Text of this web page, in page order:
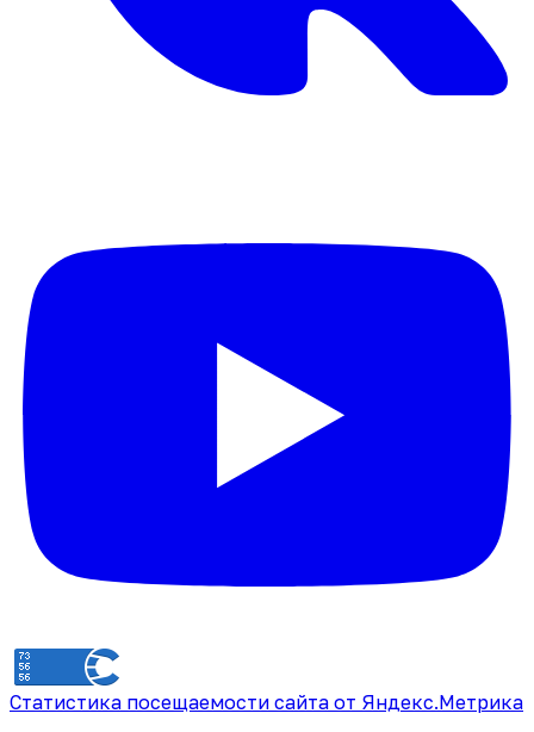
Статистика посещаемости сайта от Яндекс.Метрика